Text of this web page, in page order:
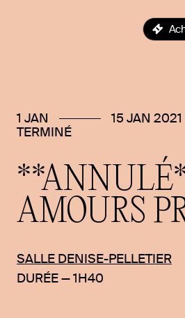
AMOURS
1 JAN
15 JAN 2021
TERMINÉ
SALLE DENISE-PELLETIER
DURÉE — 1H40